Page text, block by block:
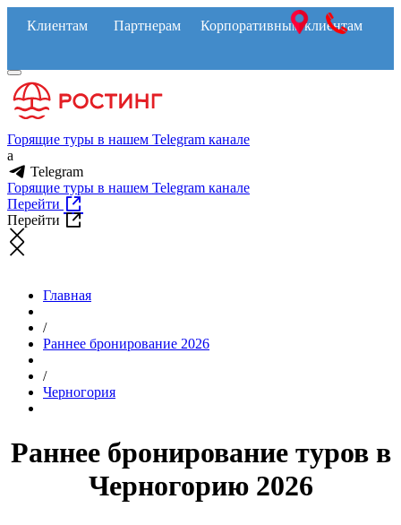
Клиентам Партнерам Корпоративным клиентам
Горящие туры в нашем Telegram канале
a
Telegram
Горящие туры в нашем Telegram канале
Перейти
Перейти
Главная
/
Раннее бронирование 2026
/
Черногория
Раннее бронирование туров в
Черногорию 2026